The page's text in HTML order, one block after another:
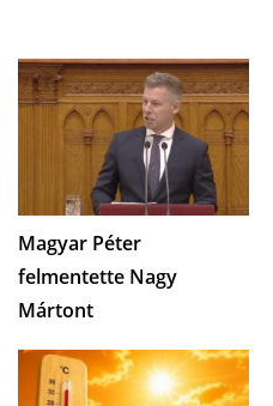
Magyar Péter
felmentette Nagy
Mártont